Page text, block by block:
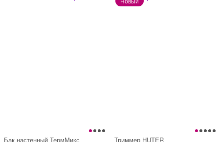
Бак настенный ТермМикс Триммер HUTER